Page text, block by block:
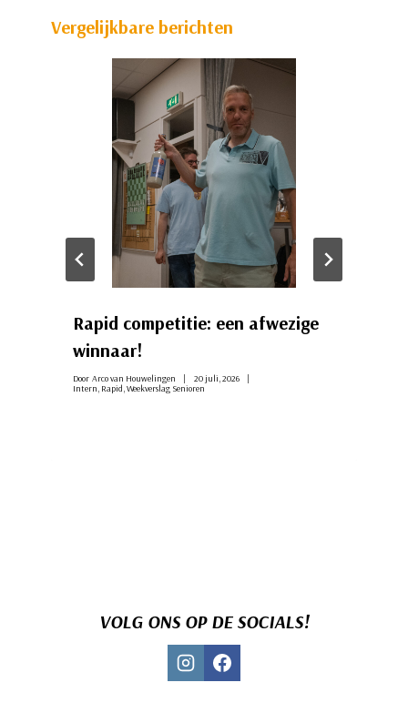
Vergelijkbare berichten
Rapid competitie: een afwezige
winnaar!
Door Arco van Houwelingen
20 juli, 2026
Intern, Rapid,Weekverslag Senioren
VOLG ONS OP DE SOCIALS!